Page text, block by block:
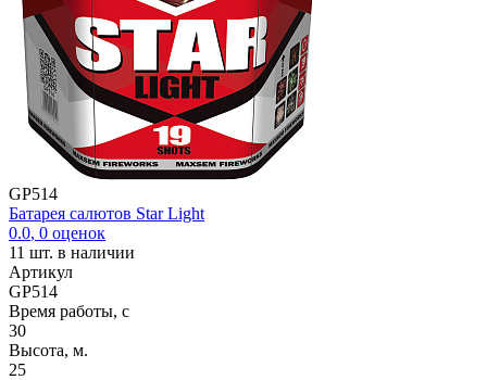
GP514
Батарея салютов Star Light
0.0, 0 оценок
11 шт. в наличии
Артикул
GP514
Время работы, с
30
Высота, м.
25